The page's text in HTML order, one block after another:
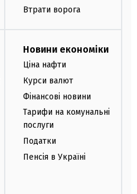
Втрати ворога
Новини економіки
Ціна нафти
Курси валют
Фінансові новини
Тарифи на комунальні
послуги
Податки
Пенсія в Україні